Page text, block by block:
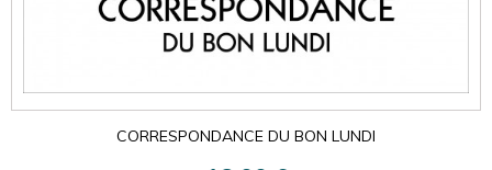
CORRESPONDANCE DU BON LUNDI